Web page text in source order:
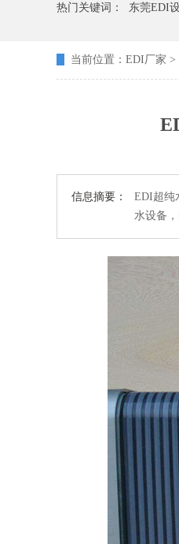
热门关键词： 东莞EDI
当前位置： EDI厂家 >
信息摘要：
EDI超纯
水设备